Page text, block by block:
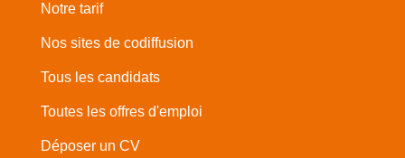
Notre tarif
Nos sites de codiffusion
Tous les candidats
Toutes les offres d'emploi
Déposer un CV